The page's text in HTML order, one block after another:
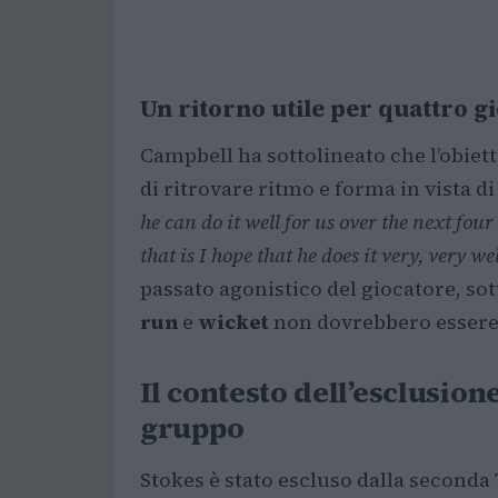
Un ritorno utile per quattro
Campbell ha sottolineato che
di ritrovare ritmo e forma in vista
he can do it well for us over the next
that is I hope that he does it very, very
passato agonistico del giocatore,
run e wicket non dovrebbero
Il contesto
gruppo
Stokes è stato escluso dalla